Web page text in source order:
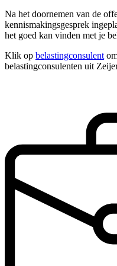
Na het doornemen van de
kennismakingsgesprek
het goed kan vinden met je
Klik op belastingconsulent
belastingconsulenten uit